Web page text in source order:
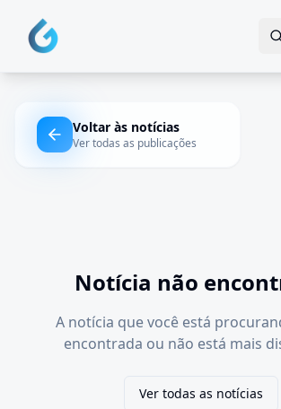
Voltar às notícias
Ver todas as publicações
Notícia não
A notícia que você está
encontrada ou não está mais
Ver todas as notícias